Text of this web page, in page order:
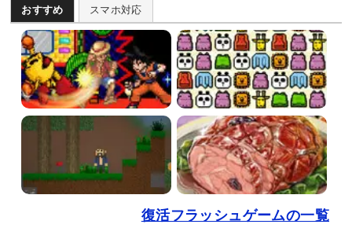
おすすめ スマホ対応
復活フラッシュゲームの一覧